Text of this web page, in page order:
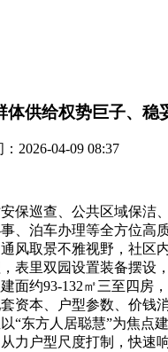
体供给权势巨子、稳
2026-04-09 08:37
巡查、公共区域保洁
、泊车办理等全方位高
风取景不雅视野，社区
表里双园设置装备摆设
面约93-132㎡三至四房
资本、户型参数、价钱
“东方人居聪慧”为焦点
力户型尺度打制，快速